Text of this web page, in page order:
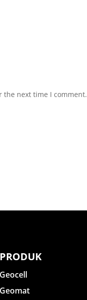
the next time I comment.
PRODUK
Geocell
Geomat